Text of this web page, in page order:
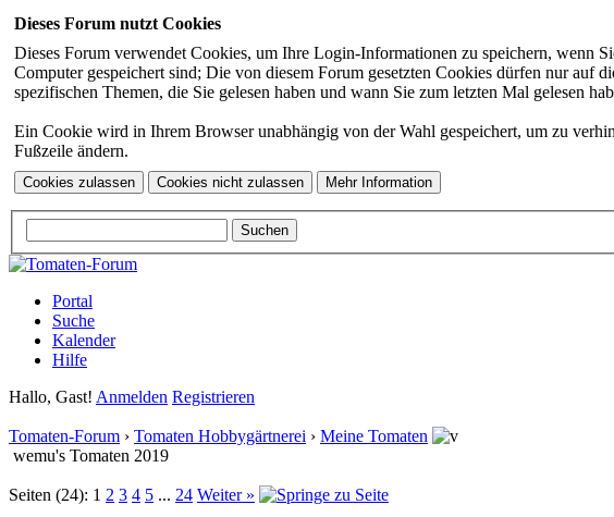
Dieses Forum nutzt Cookies
Dieses Forum verwendet Cookies, um Ihre Login-Informationen zu speichern, wenn
Computer gespeichert sind; Die von diesem Forum gesetzten Cookies dürfen nur auf
spezifischen Themen, die Sie gelesen haben und wann Sie zum letzten Mal gelesen
Ein Cookie wird in Ihrem Browser unabhängig von der Wahl gespeichert, um zu
Fußzeile ändern.
Portal
Suche
Kalender
Hilfe
Hallo, Gast! Anmelden Registrieren
Tomaten-Forum › Tomaten Hobbygärtnerei › Meine Tomaten
wemu's Tomaten 2019
Seiten (24): 1 2 3 4 5 ... 24 Weiter »